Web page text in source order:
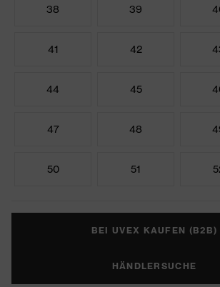
38 39
41 42
44 45
47 48
50 51
BEI UVEX KAUFEN (B2B)
HÄNDLERSUCHE